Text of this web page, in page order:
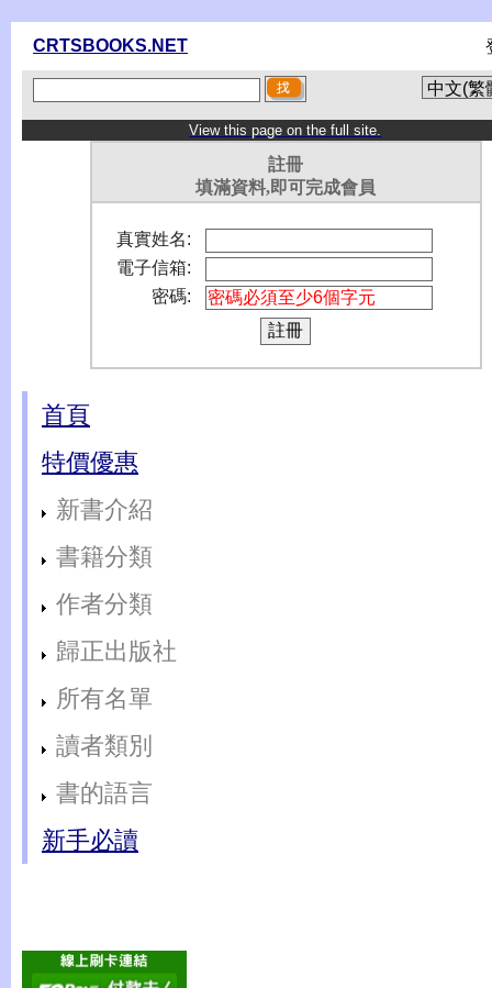
CRTSBOOKS.NET
View this page on the full site.
註冊
填滿資料,即可完成會員
真實姓名:
電子信箱:
密碼:
首頁
特價優惠
新書介紹
書籍分類
作者分類
歸正出版社
所有名單
讀者類別
書的語言
新手必讀